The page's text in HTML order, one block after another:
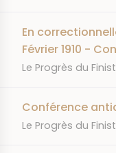
En
Février 1910 -
JOURNAL
Le Progrès du
Conférence
JOURNAL
Le Progrès du